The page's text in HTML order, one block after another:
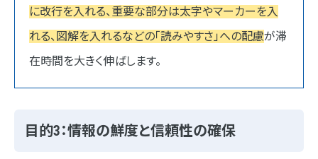
に改行を入れる、重要な部分は太字やマーカーを入
れる、図解を入れるなどの「読みやすさ」への配慮が滞
在時間を大きく伸ばします。
目的3：情報の鮮度と信頼性の確保